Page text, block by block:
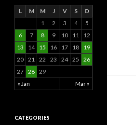
L M M J V S D
« Jan Mar »
1 2 3 4
5
6
7 8 9 10 11
12
13
14 15 16 17 18
19
20 21 22 23 24 25
26
27 28 29
CATÉGORIES